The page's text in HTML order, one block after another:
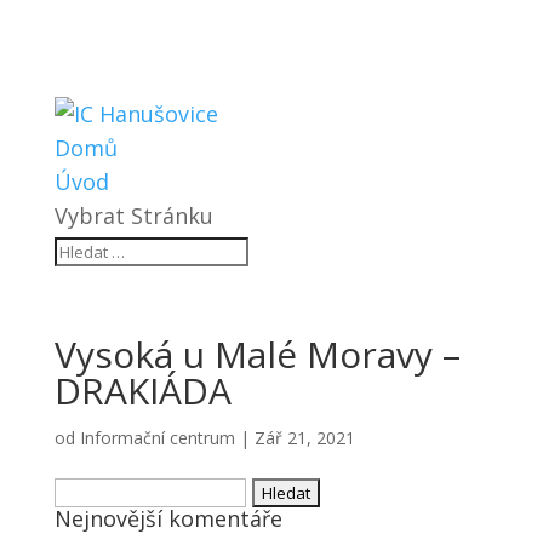
Domů
Úvod
Vybrat Stránku
Vysoká u Malé Moravy –
DRAKIÁDA
od Informační centrum | Zář 21, 2021
Vyhledávání
Nejnovější komentáře